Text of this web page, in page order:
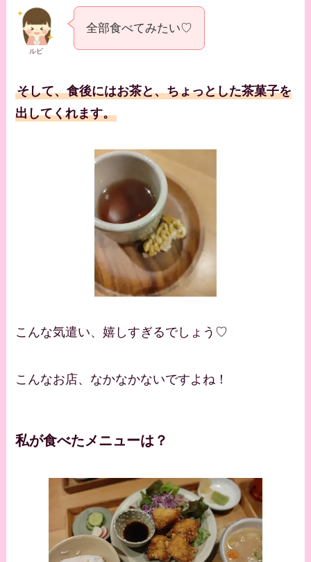
ルビ
全部食べてみたい♡
そして、食後にはお茶と、ちょっとした茶菓子を
出してくれます。
こんな気遣い、嬉しすぎるでしょう♡
こんなお店、なかなかないですよね！
私が食べたメニューは？